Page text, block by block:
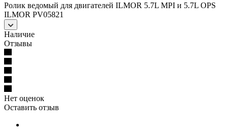
Ролик ведомый для двигателей ILMOR 5.7L MPI и 5.7L OPS
ILMOR PV05821
Наличие
Отзывы
Нет оценок
Оставить отзыв